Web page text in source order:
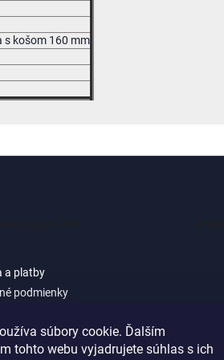
súbory cookie. Ďalším
tohto webu vyjadrujete súhlas s ich
s košom 160 mm
a platby
podmienky
pre zákazníkov e-shopu
podmienky